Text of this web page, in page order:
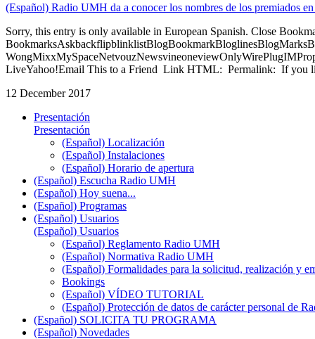
(Español) Radio UMH da a conocer los nombres de los premiados
Sorry, this entry is only available in European Spanish. Close
LiveYahoo!Email This to a Friend Link HTML: Permalink: If you
12 December 2017
Presentación
Presentación
(Español) Localización
(Español) Instalaciones
(Español) Horario de apertura
(Español) Escucha Radio UMH
(Español) Hoy suena...
(Español) Programas
(Español) Usuarios
(Español) Usuarios
(Español) Reglamento Radio UMH
(Español) Normativa Radio UMH
(Español) Formalidades para la solicitud, realización y
Bookings
(Español) VÍDEO TUTORIAL
(Español) Protección de datos de carácter personal de
(Español) SOLICITA TU PROGRAMA
(Español) Novedades